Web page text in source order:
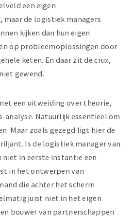
een eigen
de logistiek managers
kijken dan hun eigen
op probleemoplossingen door
keten. En daar zit de crux,
gewend.
een uitweiding over theorie,
analyse. Natuurlijk essentieel om
Maar zoals gezegd ligt hier de
Is de logistiek manager van
in eerste instantie een
in het ontwerpen van
die achter het scherm
juist niet in het eigen
bouwer van partnerschappen